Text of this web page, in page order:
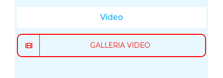
Video
GALLERIA VIDEO